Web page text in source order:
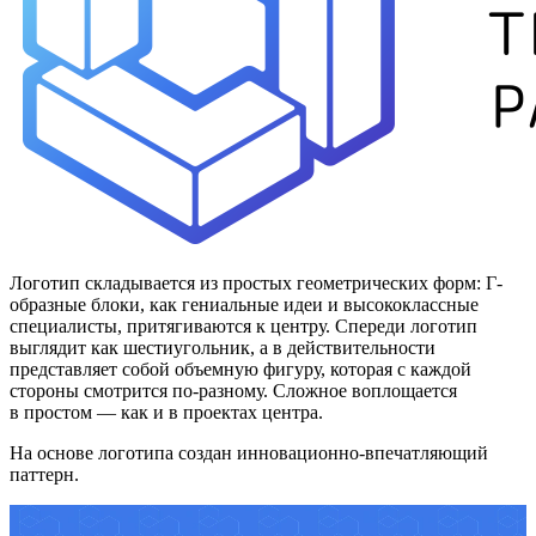
Логотип складывается из простых геометрических форм: Г-
образные блоки, как гениальные идеи и высококлассные
специалисты, притягиваются к центру. Спереди логотип
выглядит как шестиугольник, а в действительности
представляет собой объемную фигуру, которая с каждой
стороны смотрится по-разному. Сложное воплощается
в простом — как и в проектах центра.
На основе логотипа создан инновационно-впечатляющий
паттерн.